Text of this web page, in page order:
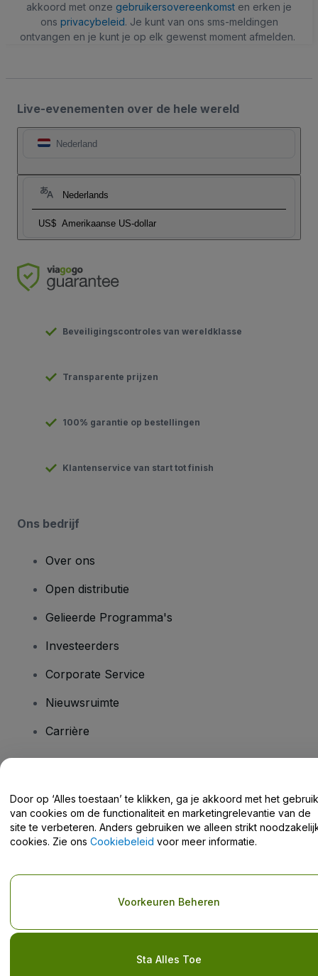
akkoord met onze gebruikersovereenkomst en erken je
ons privacybeleid. Je kunt van ons sms-meldingen
ontvangen en je kunt je op elk gewenst moment afmelden.
Live-evenementen over de hele wereld
Nederland
Nederlands
US$ Amerikaanse US-dollar
Beveiligingscontroles van wereldklasse
Transparente prijzen
100% garantie op bestellingen
Klantenservice van start tot finish
Ons bedrijf
Over ons
Open distributie
Gelieerde Programma's
Investeerders
Corporate Service
Nieuwsruimte
Carrière
Helpcentrum / Neem Contact Met Ons Op
Copyright © viagogo GmbH 2026 Bedrijfsgegevens
privacybeleid voor mobiel
Door op ‘Alles toestaan’ te klikken, ga je akkoord met het gebruik
van cookies om de functionaliteit en marketingrelevantie van de
site te verbeteren. Anders gebruiken we alleen strikt
cookies. Zie ons Cookiebeleid voor meer informatie.
Sta Alles Toe
Voorkeuren Beheren